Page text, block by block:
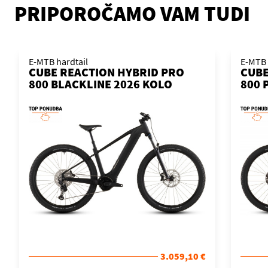
PRIPOROČAMO VAM TUDI
E-MTB hardtail
CUBE REACTION HYBRID PRO
800 BLACKLINE 2026 KOLO
3.059,10 €
E-
800